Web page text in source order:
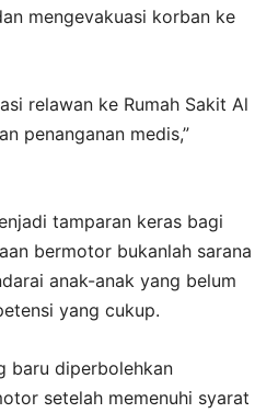
mengevakuasi korban ke
relawan ke Rumah Sakit Al
penanganan medis,”
tamparan keras bagi
bermotor bukanlah sarana
anak-anak yang belum
yang cukup.
baru diperbolehkan
setelah memenuhi syarat